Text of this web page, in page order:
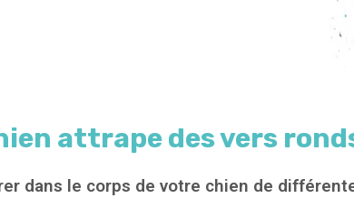
attrape des vers
dans le corps de votre chien de